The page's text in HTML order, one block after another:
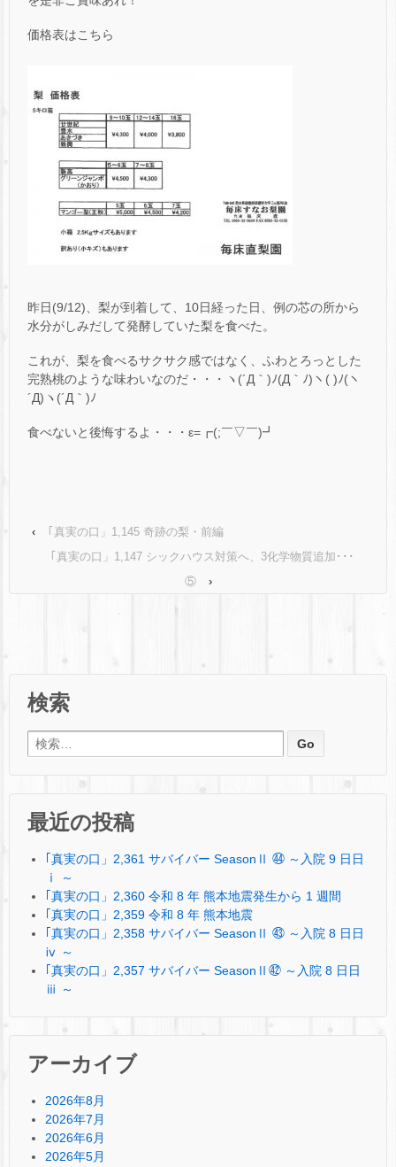
価格表はこちら
昨日(9/12)、梨が到着して、10日経った日、例の芯の所から
水分がしみだして発酵していた梨を食べた。
これが、梨を食べるサクサク感ではなく、ふわとろっとした
完熟桃のような味わいなのだ・・・ヽ(´Д｀)ﾉ(Д｀ﾉ)ヽ( )ﾉ(ヽ
´Д)ヽ(´Д｀)ﾉ
食べないと後悔するよ・・・ε=┏(;￣▽￣)┛
‹
｢真実の口」1,145 奇跡の梨・前編
｢真実の口」1,147 シックハウス対策へ、3化学物質追加･･･
⑤
›
検索
検索:
最近の投稿
｢真実の口」2,361 サバイバー SeasonⅡ ㊹ ～入院 9 日日
ⅰ ～
｢真実の口」2,360 令和 8 年 熊本地震発生から 1 週間
｢真実の口」2,359 令和 8 年 熊本地震
｢真実の口」2,358 サバイバー SeasonⅡ ㊸ ～入院 8 日日
ⅳ ～
｢真実の口」2,357 サバイバー SeasonⅡ㊷ ～入院 8 日日
ⅲ ～
アーカイブ
2026年8月
2026年7月
2026年6月
2026年5月